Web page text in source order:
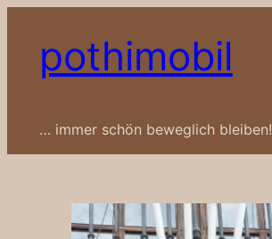
Inhalt
springen
pothimobil
… immer schön beweglich bleiben!